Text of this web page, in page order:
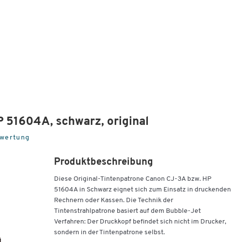
51604A, schwarz, original
Produktbeschreibung
Diese Original-Tintenpatrone Canon CJ-3A bzw. HP
51604A in Schwarz eignet sich zum Einsatz in druckenden
Rechnern oder Kassen. Die Technik der
Tintenstrahlpatrone basiert auf dem Bubble-Jet
Verfahren: Der Druckkopf befindet sich nicht im Drucker,
sondern in der Tintenpatrone selbst.